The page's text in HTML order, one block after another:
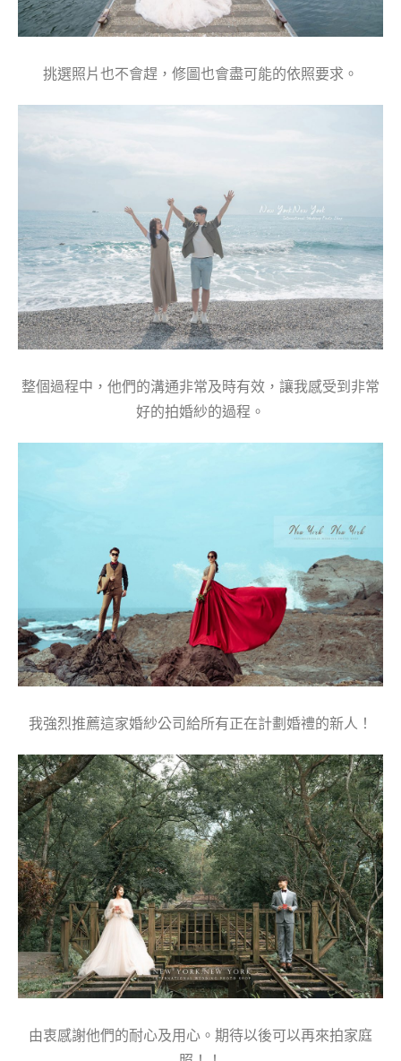
挑選照片也不會趕，修圖也會盡可能的依照要求。
整個過程中，他們的溝通非常及時有效，讓我感受到非常
好的拍婚紗的過程。
我強烈推薦這家婚紗公司給所有正在計劃婚禮的新人！
由衷感謝他們的耐心及用心。期待以後可以再來拍家庭